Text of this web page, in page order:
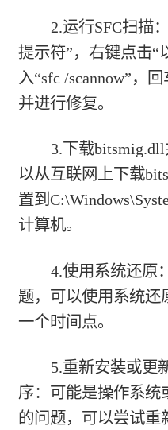
2.运行SFC扫描
提示符”，右键点击“
入“sfc /scannow”，
并进行修复。
3.下载
以从互联网上下载
置到
计算机。
4.使用系统还原
题，可以使用系统还
一个时间点。
5.重新安装或更
序：可能是操作系统
的问题，可以尝试重